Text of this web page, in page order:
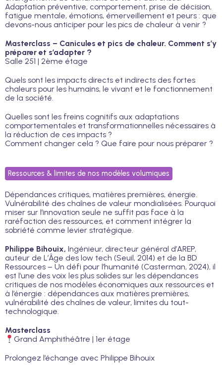
Adaptation préventive, comportement, prise de décision,
fatigue mentale, émotions, émerveillement et peurs : que
devons-nous anticiper pour les pics de chaleur à venir ?
Masterclass – Canicules et pics de chaleur. Comment s’y
préparer et s’adapter ?
Salle 251 | 2ème étage
Quels sont les impacts directs et indirects des fortes
chaleurs pour les humains, le vivant et le fonctionnement
de la société.
Quelles sont les freins cognitifs aux adaptations
comportementales et transformationnelles nécessaires à
la réduction de ces impacts ?
Comment changer cela ? Que faire pour nous préparer ?
Ressources & limites de nos modèles volumiques
Dépendances critiques, matières premières, énergie.
Vulnérabilité des chaînes de valeur mondialisées. Pourquoi
miser sur l’innovation seule ne suffit pas face à la
raréfaction des ressources, et comment intégrer la
sobriété comme levier stratégique.
Philippe Bihouix, Ingénieur, directeur général d’AREP,
auteur de L’Âge des low tech (Seuil, 2014) et de la BD
Ressources – Un défi pour l’humanité (Casterman, 2024), il
est l’une des voix les plus solides sur les dépendances
critiques de nos modèles économiques aux ressources et
à l’énergie : dépendances aux matières premières,
vulnérabilité des chaînes de valeur, limites du tout-
technologique.
Masterclass
Grand Amphithéâtre | 1er étage
Prolongez l’échange avec Philippe Bihouix